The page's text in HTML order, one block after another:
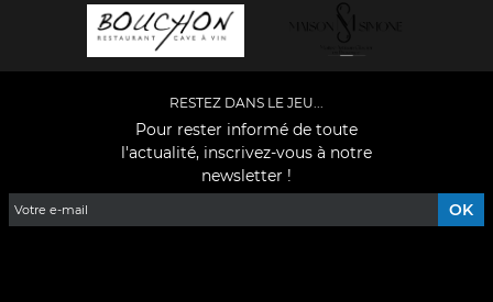
RESTEZ DANS LE JEU...
Pour rester informé de toute
l'actualité, inscrivez-vous à notre
newsletter !